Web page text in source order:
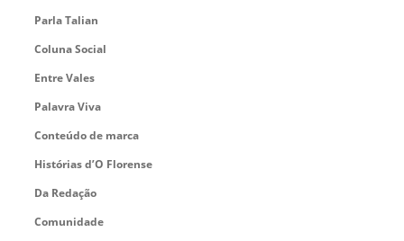
Parla Talian
Coluna Social
Entre Vales
Palavra Viva
Conteúdo de marca
Histórias d’O Florense
Da Redação
Comunidade